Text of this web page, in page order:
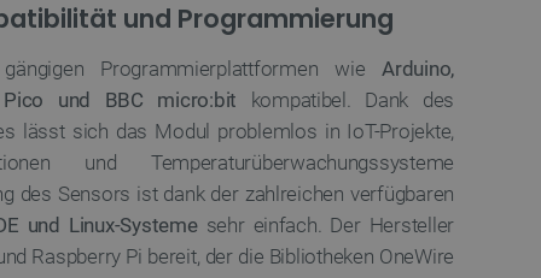
und Programmierung
Programmierplattformen wieArduino,
und BBC micro:bit kompatibel. Dank des
lässt sich das Modul problemlos in IoT-Projekte,
und Temperaturüberwachungssysteme
des Sensors ist dank der zahlreichen verfügbaren
und Linux-Systemesehr einfach. Der Hersteller
Raspberry Pi bereit, der die Bibliotheken OneWire
Kontoverwaltung. Ohne
der Einwilligungs- und
für ihre Interaktion mit
Einwilligung des
Datenschutzrichtlinien
dass ihre Präferenzen in